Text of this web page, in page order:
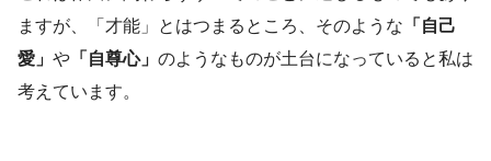
ますが、「才能」とはつまるところ、そのような 「自己
愛」 や 「自尊心」 のようなものが土台になっていると私は
考えています。